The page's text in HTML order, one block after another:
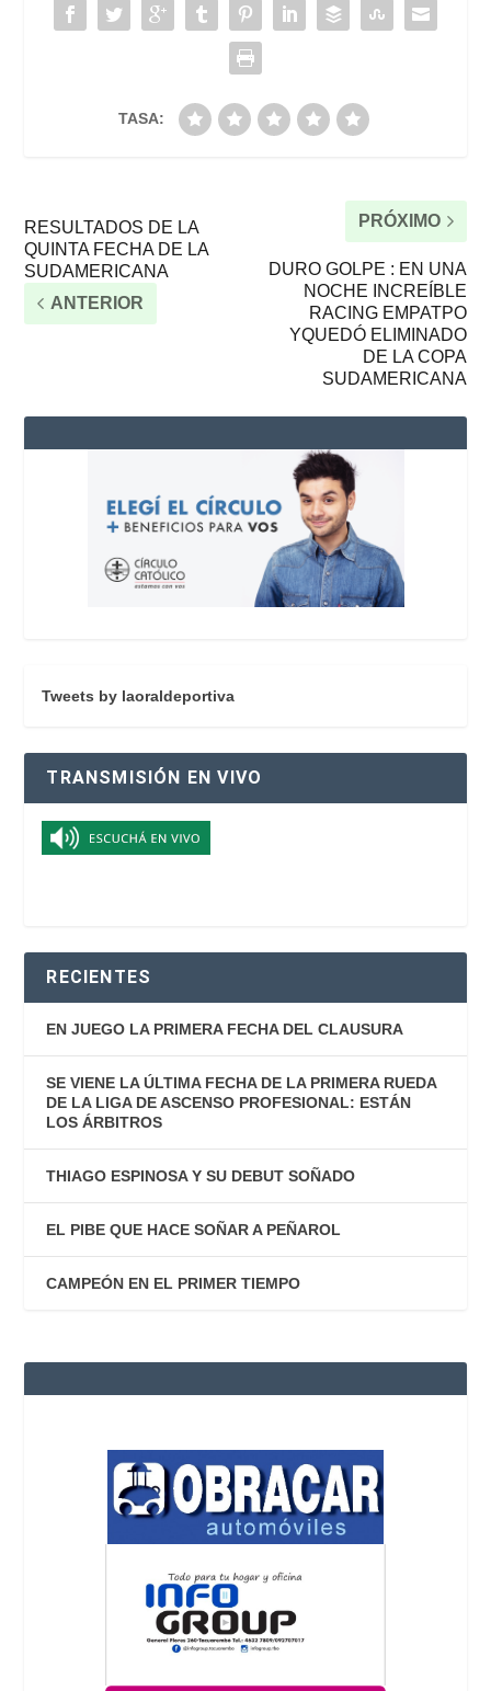
TASA:
RESULTADOS DE LA
QUINTA FECHA DE LA
SUDAMERICANA
ANTERIOR
PRÓXIMO
DURO GOLPE : EN UNA
NOCHE INCREÍBLE
RACING EMPATPO
YQUEDÓ ELIMINADO
DE LA COPA
SUDAMERICANA
Tweets by laoraldeportiva
TRANSMISIÓN EN VIVO
RECIENTES
EN JUEGO LA PRIMERA FECHA DEL CLAUSURA
SE VIENE LA ÚLTIMA FECHA DE LA PRIMERA RUEDA
DE LA LIGA DE ASCENSO PROFESIONAL: ESTÁN
LOS ÁRBITROS
THIAGO ESPINOSA Y SU DEBUT SOÑADO
EL PIBE QUE HACE SOÑAR A PEÑAROL
CAMPEÓN EN EL PRIMER TIEMPO